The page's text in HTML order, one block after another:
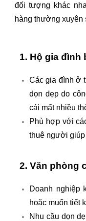
đối tượng khác
hàng thường xuyên
1. Hộ gia đình
Các gia đình ở
dọn dẹp do
cái mất nhiều
Phù hợp với
thuê người
2. Văn phòng
Doanh nghiệp
hoặc muốn tiết
Nhu cầu dọn